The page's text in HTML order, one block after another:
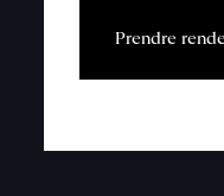
Prendre rend